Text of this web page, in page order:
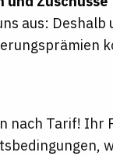
aus:
nach Tarif! Ihr